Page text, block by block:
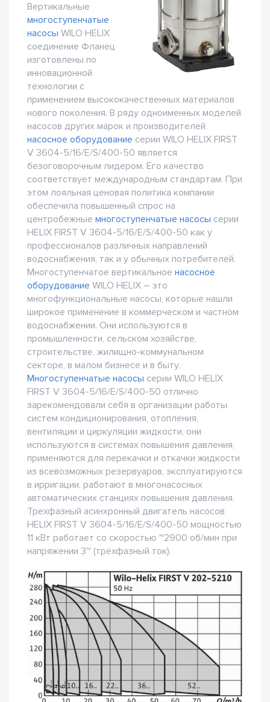
Вертикальные
многоступенчатые
насосы WILO HELIX
соединение Фланец
изготовлены по
инновационной
технологии с
применением высококачественных материалов
нового поколения. В ряду одноименных моделей
насосов других марок и производителей
насосное оборудование серии WILO HELIX FIRST
V 3604-5/16/E/S/400-50 является
безоговорочным лидером. Его качество
соответствует международным стандартам. При
этом лояльная ценовая политика компании
обеспечила повышенный спрос на
центробежные многоступенчатые насосы серии
HELIX FIRST V 3604-5/16/E/S/400-50 как у
профессионалов различных направлений
водоснабжения, так и у обычных потребителей.
Многоступенчатое вертикальное насосное
оборудование WILO HELIX – это
многофункциональные насосы, которые нашли
широкое применение в коммерческом и частном
водоснабжении. Они используются в
промышленности, сельском хозяйстве,
строительстве, жилищно-коммунальном
секторе, в малом бизнесе и в быту.
Многоступенчатые насосы серии WILO HELIX
FIRST V 3604-5/16/E/S/400-50 отлично
зарекомендовали себя в организации работы
систем кондиционирования, отопления,
вентиляции и циркуляции жидкости, они
используются в системах повышения давления,
применяются для перекачки и откачки жидкости
из всевозможных резервуаров, эксплуатируются
в ирригации, работают в многонасосных
автоматических станциях повышения давления.
Трехфазный асинхронный двигатель насосов
HELIX FIRST V 3604-5/16/E/S/400-50 мощностью
11 кВт работает со скоростью ~2900 об/мин при
напряжении 3~ (трёхфазный ток).